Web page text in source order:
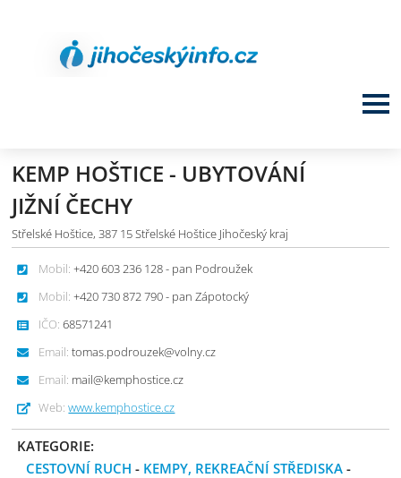
KEMP HOŠTICE - UBYTOVÁNÍ
JIŽNÍ ČECHY
Střelské Hoštice, 387 15 Střelské Hoštice Jihočeský kraj
Mobil: +420 603 236 128 - pan Podroužek
Mobil: +420 730 872 790 - pan Zápotocký
IČO: 68571241
Email: tomas.podrouzek@volny.cz
Email: mail@kemphostice.cz
Web: www.kemphostice.cz
KATEGORIE:
CESTOVNÍ RUCH - KEMPY, REKREAČNÍ STŘEDISKA -